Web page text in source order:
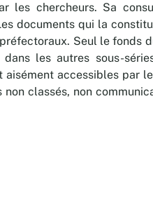
les chercheurs. Sa
documents qui la
Seul le fonds
les autres sous-
aisément accessibles par
classés, non